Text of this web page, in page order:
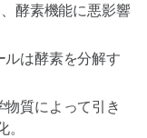
酵素機能に悪影響
は酵素を分解す
質によって引き